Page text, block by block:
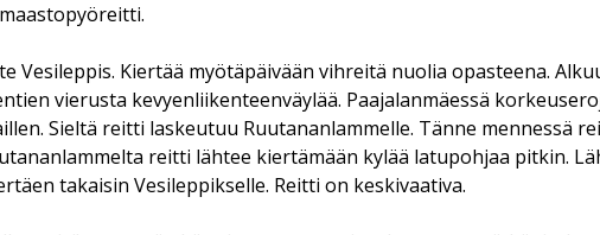
Vesileppis. Kiertää myötäpäivään vihreitä nuolia opasteena.
vierusta kevyenliikenteenväylää. Paajalanmäessä
Sieltä reitti laskeutuu Ruutananlammelle. Tänne
reitti lähtee kiertämään kylää latupohjaa pitkin.
takaisin Vesileppikselle. Reitti on keskivaativa.